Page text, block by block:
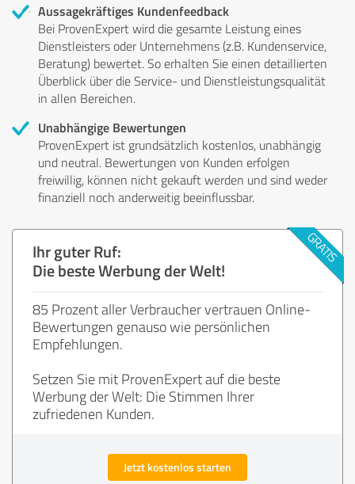
Aussagekräftiges Kundenfeedback
Bei ProvenExpert wird die gesamte Leistung eines
Dienstleisters oder Unternehmens (z.B. Kundenservice,
Beratung) bewertet. So erhalten Sie einen detaillierten
Überblick über die Service- und Dienstleistungsqualität
in allen Bereichen.
Unabhängige Bewertungen
ProvenExpert ist grundsätzlich kostenlos, unabhängig
und neutral. Bewertungen von Kunden erfolgen
freiwillig, können nicht gekauft werden und sind weder
finanziell noch anderweitig beeinflussbar.
Ihr guter Ruf:
Die beste Werbung der Welt!
85 Prozent aller Verbraucher vertrauen Online-
Bewertungen genauso wie persönlichen
Empfehlungen.
Setzen Sie mit ProvenExpert auf die beste
Werbung der Welt: Die Stimmen Ihrer
zufriedenen Kunden.
Jetzt kostenlos starten